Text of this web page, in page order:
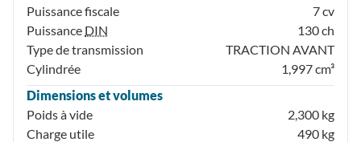
Puissance fiscale
7 cv
Puissance DIN
130 ch
Type de transmission
TRACTION AVANT
Cylindrée
1,997 cm³
Dimensions et volumes
Poids à vide
2,300 kg
Charge utile
490 kg